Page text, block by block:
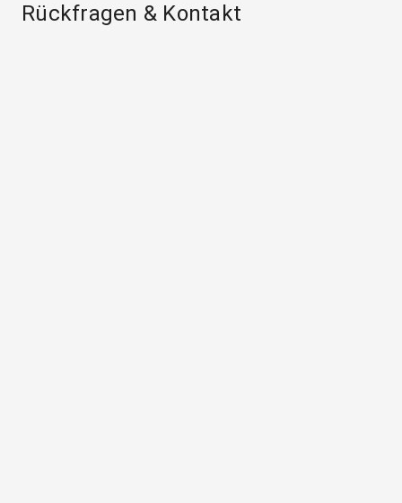
Rückfragen & Kontakt